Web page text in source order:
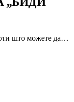
што можете да…